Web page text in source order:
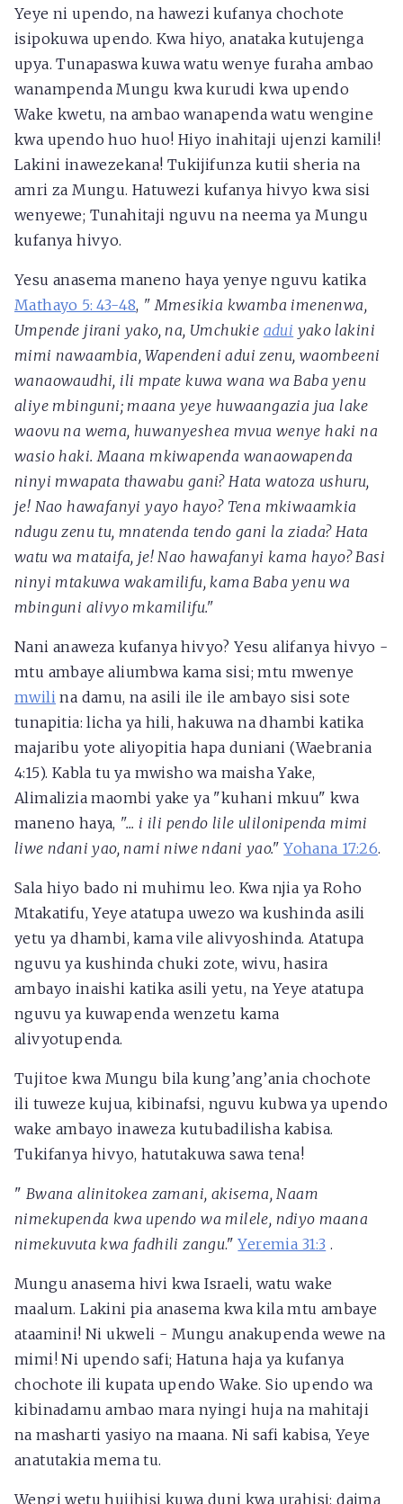
Yeye ni upendo, na hawezi kufanya chochote
isipokuwa upendo. Kwa hiyo, anataka kutujenga
upya. Tunapaswa kuwa watu wenye furaha ambao
wanampenda Mungu kwa kurudi kwa upendo
Wake kwetu, na ambao wanapenda watu wengine
kwa upendo huo huo! Hiyo inahitaji ujenzi kamili!
Lakini inawezekana! Tukijifunza kutii sheria na
amri za Mungu. Hatuwezi kufanya hivyo kwa sisi
wenyewe; Tunahitaji nguvu na neema ya Mungu
kufanya hivyo.
Yesu anasema maneno haya yenye nguvu katika
Mathayo 5: 43-48, " Mmesikia kwamba imenenwa,
Umpende jirani yako, na, Umchukie adui yako lakini
mimi nawaambia, Wapendeni adui zenu, waombeeni
wanaowaudhi, ili mpate kuwa wana wa Baba yenu
aliye mbinguni; maana yeye huwaangazia jua lake
waovu na wema, huwanyeshea mvua wenye haki na
wasio haki. Maana mkiwapenda wanaowapenda
ninyi mwapata thawabu gani? Hata watoza ushuru,
je! Nao hawafanyi yayo hayo? Tena mkiwaamkia
ndugu zenu tu, mnatenda tendo gani la ziada? Hata
watu wa mataifa, je! Nao hawafanyi kama hayo? Basi
ninyi mtakuwa wakamilifu, kama Baba yenu wa
mbinguni alivyo mkamilifu."
Nani anaweza kufanya hivyo? Yesu alifanya hivyo -
mtu ambaye aliumbwa kama sisi; mtu mwenye
mwili na damu, na asili ile ile ambayo sisi sote
tunapitia: licha ya hili, hakuwa na dhambi katika
majaribu yote aliyopitia hapa duniani (Waebrania
4:15). Kabla tu ya mwisho wa maisha Yake,
Alimalizia maombi yake ya "kuhani mkuu" kwa
maneno haya, "... i ili pendo lile ulilonipenda mimi
liwe ndani yao, nami niwe ndani yao."Yohana 17:26.
Sala hiyo bado ni muhimu leo. Kwa njia ya Roho
Mtakatifu, Yeye atatupa uwezo wa kushinda asili
yetu ya dhambi, kama vile alivyoshinda. Atatupa
nguvu ya kushinda chuki zote, wivu, hasira
ambayo inaishi katika asili yetu, na Yeye atatupa
nguvu ya kuwapenda wenzetu kama
alivyotupenda.
Tujitoe kwa Mungu bila kung’ang’ania chochote
ili tuweze kujua, kibinafsi, nguvu kubwa ya upendo
wake ambayo inaweza kutubadilisha kabisa.
Tukifanya hivyo, hatutakuwa sawa tena!
" Bwana alinitokea zamani, akisema, Naam
nimekupenda kwa upendo wa milele, ndiyo maana
nimekuvuta kwa fadhili zangu."Yeremia 31:3 .
Mungu anasema hivi kwa Israeli, watu wake
maalum. Lakini pia anasema kwa kila mtu ambaye
ataamini! Ni ukweli - Mungu anakupenda wewe na
mimi! Ni upendo safi; Hatuna haja ya kufanya
chochote ili kupata upendo Wake. Sio upendo wa
kibinadamu ambao mara nyingi huja na mahitaji
na masharti yasiyo na maana. Ni safi kabisa, Yeye
anatutakia mema tu.
Wengi wetu hujihisi kuwa duni kwa urahisi: daima